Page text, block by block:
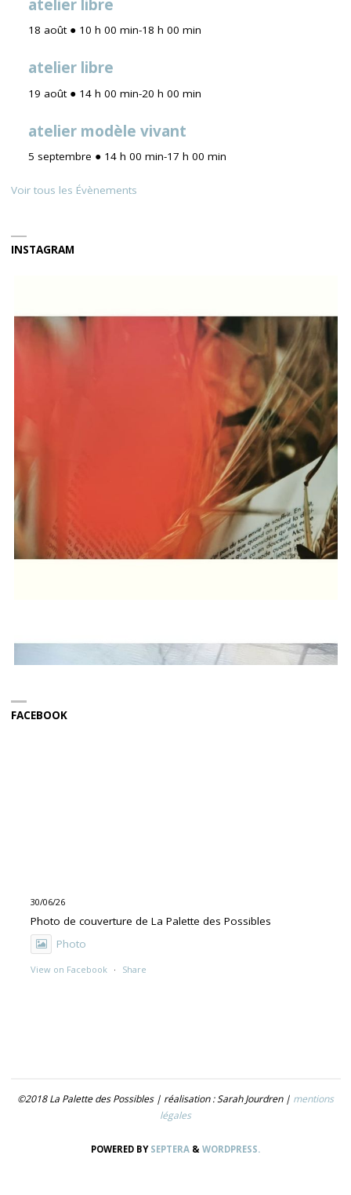
atelier libre
18 août ● 10 h 00 min-18 h 00 min
atelier libre
19 août ● 14 h 00 min-20 h 00 min
atelier modèle vivant
5 septembre ● 14 h 00 min-17 h 00 min
Voir tous les Évènements
INSTAGRAM
FACEBOOK
30/06/26
Photo de couverture de La Palette des Possibles
Photo
View on Facebook · Share
- 21.07- 5.09 : TROUVER LE NOM
©2018 La Palette des Possibles | réalisation : Sarah Jourdren | mentions
légales
POWERED BYSEPTERA & WORDPRESS.